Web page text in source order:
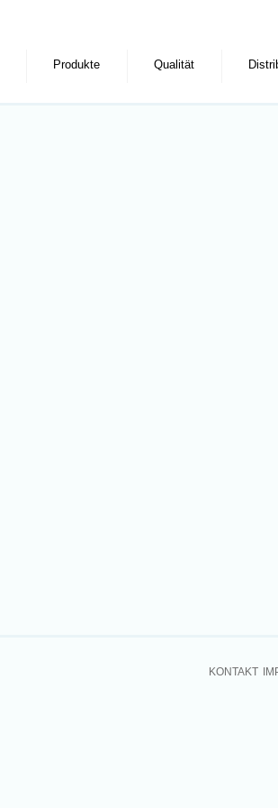
Produkte Qualität
KONTAKT